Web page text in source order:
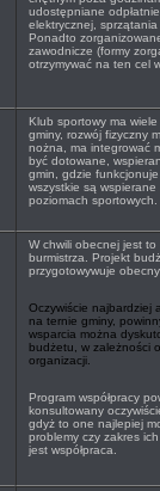
udostępniane
elektrycznej,
Ponadto
zawodnicze (formy
otrzymywać na ten cel
Klub sportowy ma
gminy, rozwój fizyczny
nożna, ma integrować
być dotowane,
gmin, gdzie
wszystkie są
poziomach sportowych.
W chwili obecnej jest
burmistrza. Projekt
przygotowywuje
Oczywiście najbardziej
na ternie gminy,
wsparcia można
budżetu, w zależności
organizacji.
Program współpracy
konsultowany
gdyż to one najlepiej
problemy czy zakres
jest współpraca.